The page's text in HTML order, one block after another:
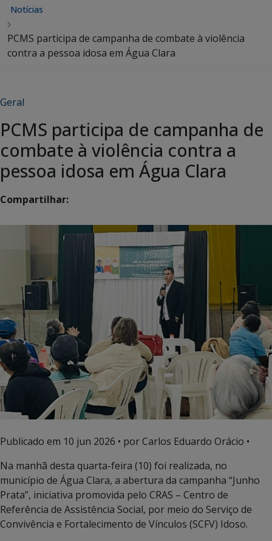
Notícias
PCMS participa de campanha de combate à violência
contra a pessoa idosa em Água Clara
Geral
PCMS participa de campanha de
combate à violência contra a
pessoa idosa em Água Clara
Compartilhar:
Publicado em 10 jun 2026 • por Carlos Eduardo Orácio •
Na manhã desta quarta-feira (10) foi realizada, no
município de Água Clara, a abertura da campanha “Junho
Prata”, iniciativa promovida pelo CRAS – Centro de
Referência de Assistência Social, por meio do Serviço de
Convivência e Fortalecimento de Vínculos (SCFV) Idoso.